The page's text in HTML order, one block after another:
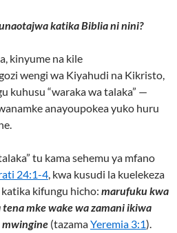
katika Biblia ni nini?
kinyume na kile
wengi wa Kiyahudi na Kikristo,
kuhusu “waraka wa talaka” —
anayoupokea yuko huru
tu kama sehemu ya mfano
24:1-4, kwa kusudi la kuelekeza
kifungu hicho: marufuku kwa
mke wake wa zamani ikiwa
mwingine (tazamaYeremia 3:1).